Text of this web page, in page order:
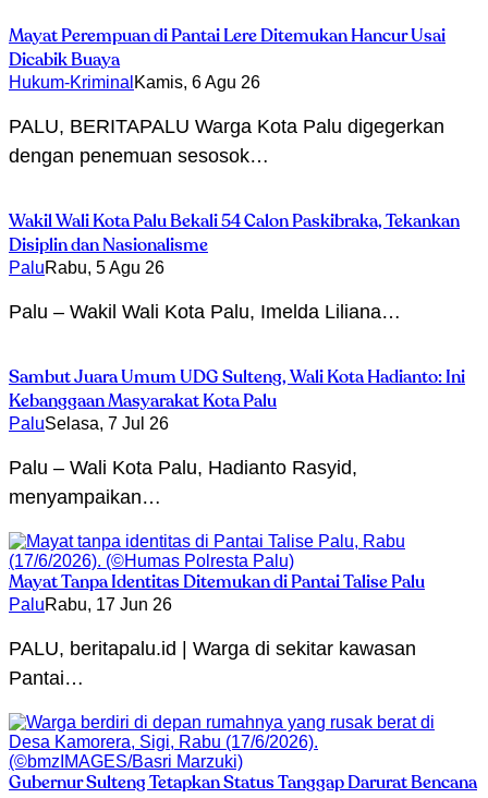
Mayat Perempuan di Pantai Lere Ditemukan Hancur Usai
Dicabik Buaya
Hukum-Kriminal Kamis, 6 Agu 26
PALU, BERITAPALU Warga Kota Palu digegerkan
dengan penemuan sesosok…
Wakil Wali Kota Palu Bekali 54 Calon Paskibraka, Tekankan
Disiplin dan Nasionalisme
PaluRabu, 5 Agu 26
Palu – Wakil Wali Kota Palu, Imelda Liliana…
Sambut Juara Umum UDG Sulteng, Wali Kota Hadianto: Ini
Kebanggaan Masyarakat Kota Palu
PaluSelasa, 7 Jul 26
Palu – Wali Kota Palu, Hadianto Rasyid,
menyampaikan…
Mayat Tanpa Identitas Ditemukan di Pantai Talise Palu
PaluRabu, 17 Jun 26
PALU, beritapalu.id | Warga di sekitar kawasan
Pantai…
Gubernur Sulteng Tetapkan Status Tanggap Darurat Bencana